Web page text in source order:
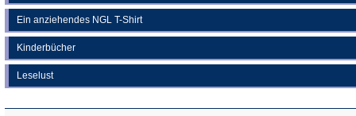
Ein anziehendes NGL T-Shirt
Kinderbücher
Leselust